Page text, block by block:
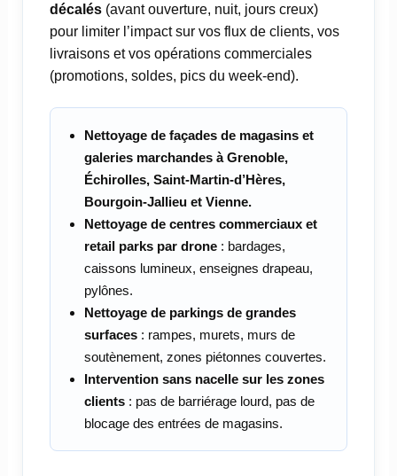
décalés(avant ouverture, nuit, jours creux)
pour limiter l’impact sur vos flux de clients, vos
livraisons et vos opérations commerciales
(promotions, soldes, pics du week-end).
Nettoyage de façades de magasins et
galeries marchandes à Grenoble,
Échirolles, Saint-Martin-d’Hères,
Bourgoin-Jallieu et Vienne.
Nettoyage de centres commerciaux et
retail parks par drone: bardages,
caissons lumineux, enseignes drapeau,
pylônes.
Nettoyage de parkings de grandes
surfaces: rampes, murets, murs de
soutènement, zones piétonnes couvertes.
Intervention sans nacelle sur les zones
clients: pas de barriérage lourd, pas de
blocage des entrées de magasins.